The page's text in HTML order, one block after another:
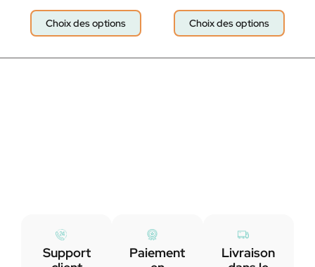
Choix des options Choix des options
Support
Paiement
Livraison